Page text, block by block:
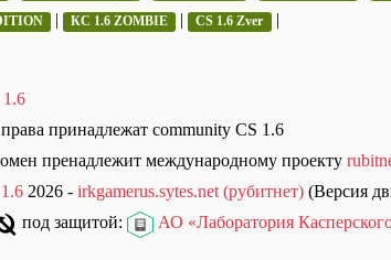
| КС 1.6 ZOMBIE | CS 1.6 Zver |
1.6
принадлежат community CS 1.6
пренадлежит международному проекту
2026 - irkgamerus.sytes.net (рубитнет) (Версия
под защитой: АО «Лаборатория